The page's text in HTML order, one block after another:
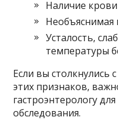
Наличие
Необъяснимая
Усталость,
температуры
Если вы столкнулись
этих признаков,
гастроэнтерологу
обследования.